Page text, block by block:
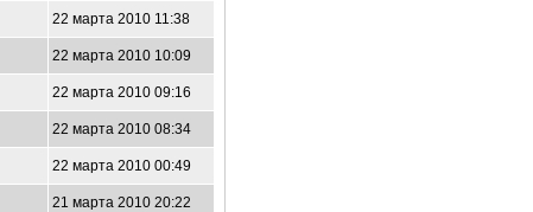
22 марта 2010 11:38
22 марта 2010 10:09
22 марта 2010 09:16
22 марта 2010 08:34
22 марта 2010 00:49
21 марта 2010 20:22